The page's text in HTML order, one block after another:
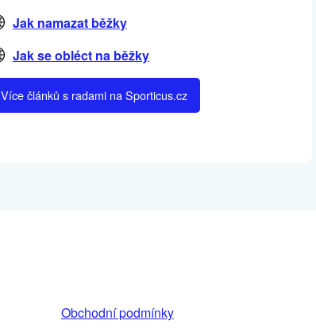
Jak namazat běžky
Jak se obléct na běžky
Více článků s radami na Sporticus.cz
Obchodní podmínky